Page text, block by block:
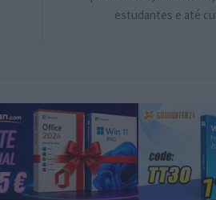
estudantes e até